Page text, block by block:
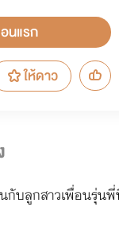
นแรก
ให้ดาว
นกับลูกสาวเพื่อนรุ่